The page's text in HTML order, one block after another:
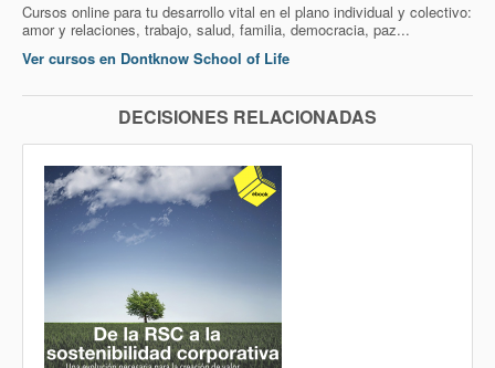
Cursos online para tu desarrollo vital en el plano individual y colectivo:
amor y relaciones, trabajo, salud, familia, democracia, paz...
Ver cursos en Dontknow School of Life
DECISIONES RELACIONADAS